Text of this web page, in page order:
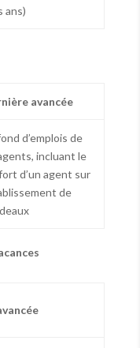
ans)
avancée
d’emplois de
incluant le
d’un agent sur
de